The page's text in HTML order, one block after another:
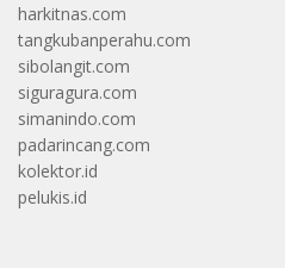
harkitnas.com
tangkubanperahu.com
sibolangit.com
siguragura.com
simanindo.com
padarincang.com
kolektor.id
pelukis.id